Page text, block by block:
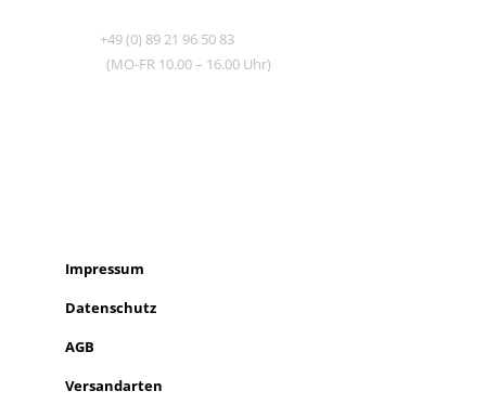
+49 (0) 89 21 96 50 83
(MO-FR 10.00 – 16.00 Uhr)
Impressum
Datenschutz
AGB
Versandarten